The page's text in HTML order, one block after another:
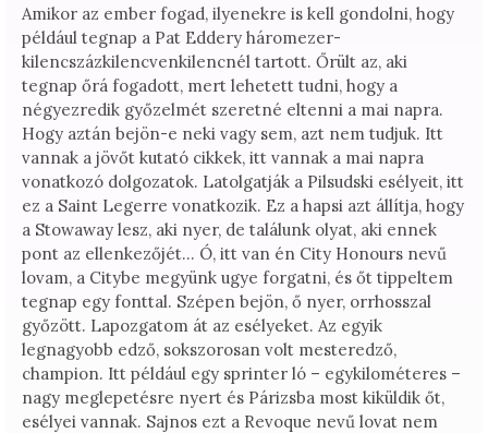
Amikor az ember fogad, ilyenekre is kell gondolni, hogy
például tegnap a Pat Eddery háromezer-
kilencszázkilencvenkilencnél tartott. Őrült az, aki
tegnap őrá fogadott, mert lehetett tudni, hogy a
négyezredik győzelmét szeretné eltenni a mai napra.
Hogy aztán bejön-e neki vagy sem, azt nem tudjuk. Itt
vannak a jövőt kutató cikkek, itt vannak a mai napra
vonatkozó dolgozatok. Latolgatják a Pilsudski esélyeit, itt
ez a Saint Legerre vonatkozik. Ez a hapsi azt állítja, hogy
a Stowaway lesz, aki nyer, de találunk olyat, aki ennek
pont az ellenkezőjét… Ó, itt van én City Honours nevű
lovam, a Citybe megyünk ugye forgatni, és őt tippeltem
tegnap egy fonttal. Szépen bejön, ő nyer, orrhosszal
győzött. Lapozgatom át az esélyeket. Az egyik
legnagyobb edző, sokszorosan volt mesteredző,
champion. Itt például egy sprinter ló – egykilométeres –
nagy meglepetésre nyert és Párizsba most kiküldik őt,
esélyei vannak. Sajnos ezt a Revoque nevű lovat nem